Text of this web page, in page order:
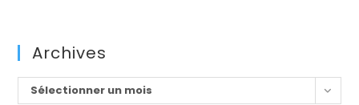
Archives
Archives
Sélectionner un mois